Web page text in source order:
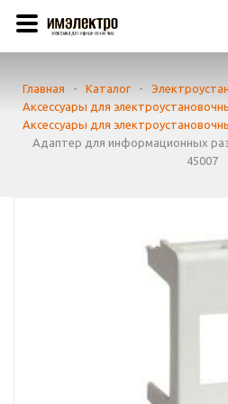
Главная - Каталог -
Аксессуары для
Аксессуары для
Адаптер для информационных
45007